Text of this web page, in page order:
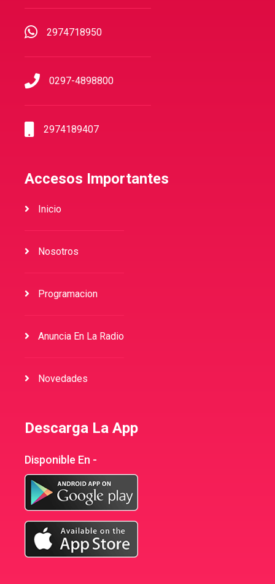
2974718950
0297-4898800
2974189407
Accesos Importantes
Inicio
Nosotros
Programacion
Anuncia En La Radio
Novedades
Descarga La App
Disponible En -